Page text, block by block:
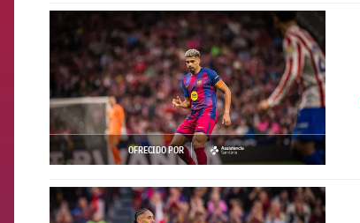
FCB Barcelona badge
OFRECIDO POR
asistencia
FCB Barcelona badge